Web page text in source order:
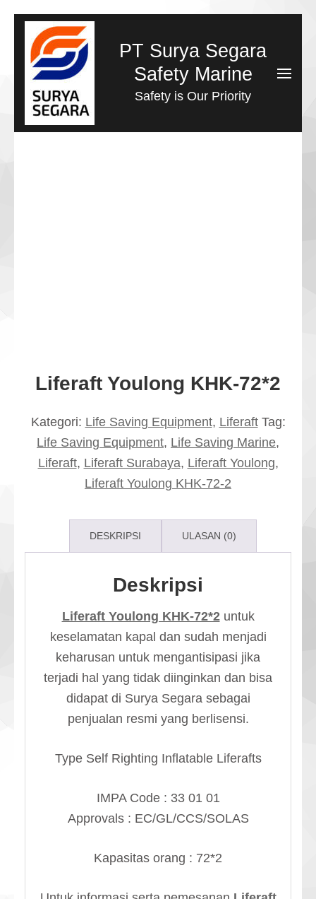
ke
konten
(Tekan
Enter)
PT Surya Segara
Safety Marine
Safety is Our Priority
Liferaft Youlong KHK-72*2
Kategori: Life Saving Equipment, Liferaft Tag:
Life Saving Equipment, Life Saving Marine,
Liferaft, Liferaft Surabaya, Liferaft Youlong,
Liferaft Youlong KHK-72-2
DESKRIPSI ULASAN (0)
Deskripsi
Liferaft Youlong KHK-72*2untuk
keselamatan kapal dan sudah menjadi
keharusan untuk mengantisipasi jika
terjadi hal yang tidak diinginkan dan bisa
didapat di Surya Segara sebagai
penjualan resmi yang berlisensi.
Type Self Righting Inflatable Liferafts
IMPA Code : 33 01 01
Approvals : EC/GL/CCS/SOLAS
Kapasitas orang : 72*2